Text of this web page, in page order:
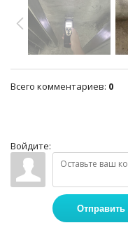
Всего комментариев: 0
Войдите:
Отправить